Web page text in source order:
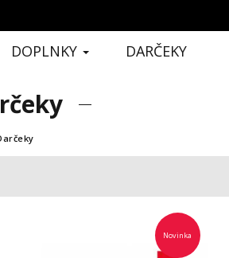
DOPLNKY DARČEKY
Novinka